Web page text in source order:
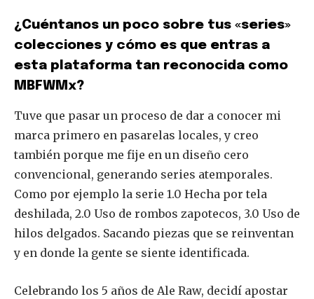
¿Cuéntanos un poco sobre tus «series»
colecciones y cómo es que entras a
esta plataforma tan reconocida como
MBFWMx?
Tuve que pasar un proceso de dar a conocer mi
marca primero en pasarelas locales, y creo
también porque me fije en un diseño cero
convencional, generando series atemporales.
Como por ejemplo la serie 1.0 Hecha por tela
deshilada, 2.0 Uso de rombos zapotecos, 3.0 Uso de
hilos delgados. Sacando piezas que se reinventan
y en donde la gente se siente identificada.
Celebrando los 5 años de Ale Raw, decidí apostar